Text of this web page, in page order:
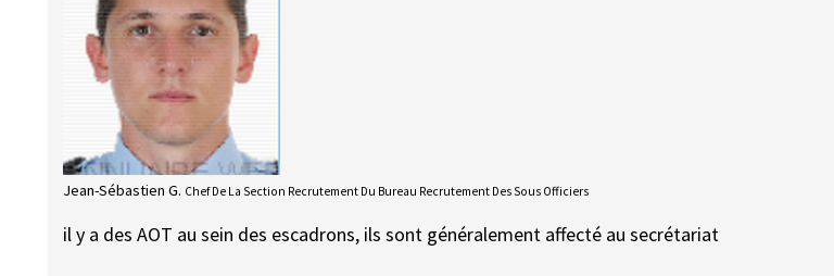
Jean-Sébastien G. Chef De La Section Recrutement Du Bureau Recrutement Des Sous Officiers
il y a des AOT au sein des escadrons, ils sont généralement affecté au secrétariat